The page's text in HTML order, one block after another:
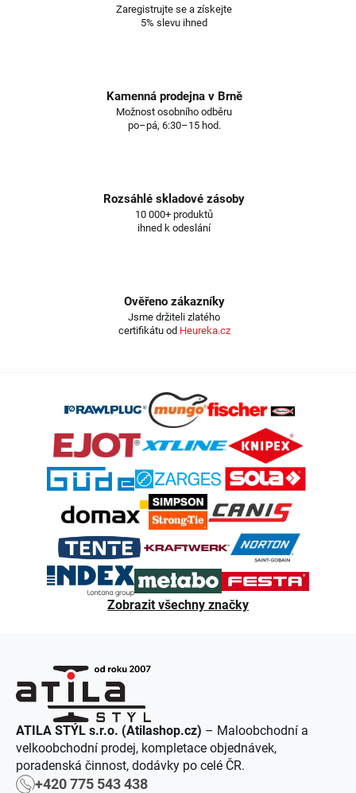
Zaregistrujte se a získejte
5% slevu ihned
Kamenná prodejna v Brně
Možnost osobního odběru
po–pá, 6:30–15 hod.
Rozsáhlé skladové zásoby
10 000+ produktů
ihned k odeslání
Ověřeno zákazníky
Jsme držiteli zlatého
certifikátu od Heureka.cz
Zobrazit všechny značky
ATILA STÝL s.r.o. (Atilashop.cz) – Maloobchodní a
velkoobchodní prodej, kompletace objednávek,
poradenská činnost, dodávky po celé ČR.
+420 775 543 438